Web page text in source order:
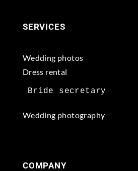
SERVICES
Wedding photos
Dress rental
Wedding photography
COMPANY